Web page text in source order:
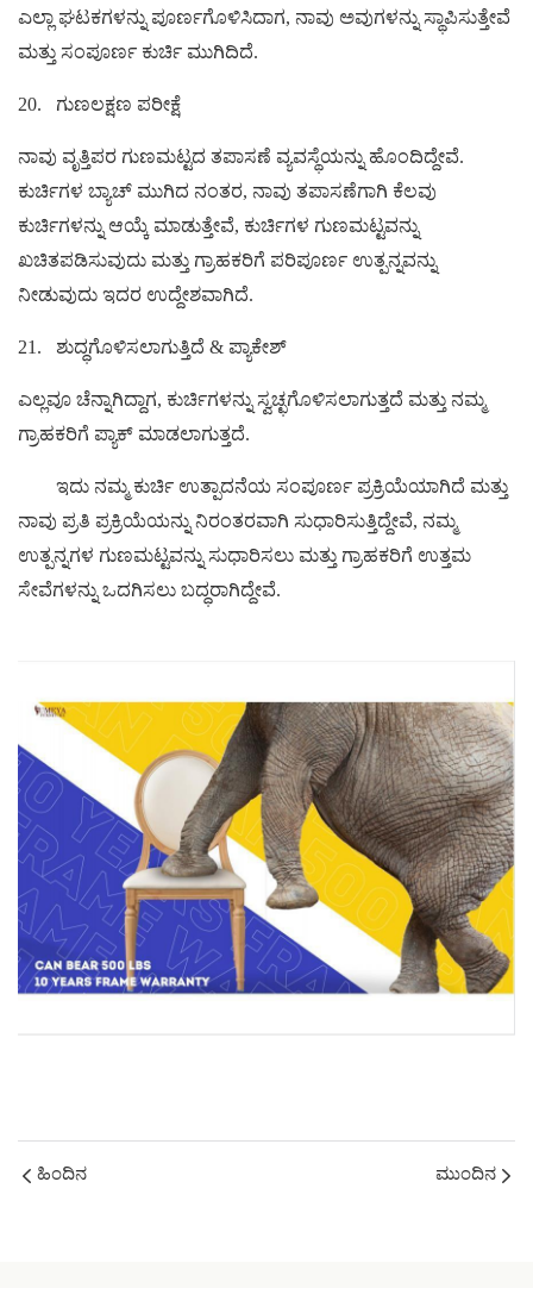
ಎಲ್ಲಾ ಘಟಕಗಳನ್ನು ಪೂರ್ಣಗೊಳಿಸಿದಾಗ, ನಾವು ಅವುಗಳನ್ನು ಸ್ಥಾಪಿಸುತ್ತೇವೆ
ಮತ್ತು ಸಂಪೂರ್ಣ ಕುರ್ಚಿ ಮುಗಿದಿದೆ.
20. ಗುಣಲಕ್ಷಣ ಪರೀಕ್ಷೆ
ನಾವು ವೃತ್ತಿಪರ ಗುಣಮಟ್ಟದ ತಪಾಸಣೆ ವ್ಯವಸ್ಥೆಯನ್ನು ಹೊಂದಿದ್ದೇವೆ.
ಕುರ್ಚಿಗಳ ಬ್ಯಾಚ್ ಮುಗಿದ ನಂತರ, ನಾವು ತಪಾಸಣೆಗಾಗಿ ಕೆಲವು
ಕುರ್ಚಿಗಳನ್ನು ಆಯ್ಕೆ ಮಾಡುತ್ತೇವೆ, ಕುರ್ಚಿಗಳ ಗುಣಮಟ್ಟವನ್ನು
ಖಚಿತಪಡಿಸುವುದು ಮತ್ತು ಗ್ರಾಹಕರಿಗೆ ಪರಿಪೂರ್ಣ ಉತ್ಪನ್ನವನ್ನು
ನೀಡುವುದು ಇದರ ಉದ್ದೇಶವಾಗಿದೆ.
21. ಶುದ್ಧಗೊಳಿಸಲಾಗುತ್ತಿದೆ & ಪ್ಯಾಕೇಶ್
ಎಲ್ಲವೂ ಚೆನ್ನಾಗಿದ್ದಾಗ, ಕುರ್ಚಿಗಳನ್ನು ಸ್ವಚ್ಛಗೊಳಿಸಲಾಗುತ್ತದೆ ಮತ್ತು ನಮ್ಮ
ಗ್ರಾಹಕರಿಗೆ ಪ್ಯಾಕ್ ಮಾಡಲಾಗುತ್ತದೆ.
ಇದು ನಮ್ಮ ಕುರ್ಚಿ ಉತ್ಪಾದನೆಯ ಸಂಪೂರ್ಣ ಪ್ರಕ್ರಿಯೆಯಾಗಿದೆ ಮತ್ತು
ನಾವು ಪ್ರತಿ ಪ್ರಕ್ರಿಯೆಯನ್ನು ನಿರಂತರವಾಗಿ ಸುಧಾರಿಸುತ್ತಿದ್ದೇವೆ, ನಮ್ಮ
ಉತ್ಪನ್ನಗಳ ಗುಣಮಟ್ಟವನ್ನು ಸುಧಾರಿಸಲು ಮತ್ತು ಗ್ರಾಹಕರಿಗೆ ಉತ್ತಮ
ಸೇವೆಗಳನ್ನು ಒದಗಿಸಲು ಬದ್ಧರಾಗಿದ್ದೇವೆ.
ಹಿಂದಿನ ಮುಂದಿನ